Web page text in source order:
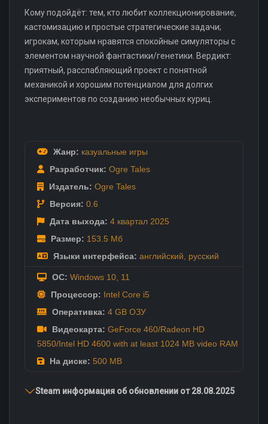
Кому подойдёт: тем, кто любит коллекционирование,
кастомизацию и простые стратегические задачи;
игрокам, которым нравятся спокойные симуляторы с
элементом научной фантастики/генетики. Вердикт:
приятный, расслабляющий проект с понятной
механикой и хорошим потенциалом для долгих
экспериментов по созданию необычных куриц.
Жанр: казуальные игры
Разработчик: Ogre Tales
Издатель: Ogre Tales
Версия: 0.6
Дата выхода: 4 квартал 2025
Размер: 153.5 Мб
Языки интерфейса: английский русский
ОС: Windows 10, 11
Процессор: Intel Core i5
Оперативка: 4 GB ОЗУ
Видеокарта: GeForce 460/Radeon HD
5850/Intel HD 4600 with at least 1024 MB video RAM
На диске: 500 MB
Steam информация об обновлении от 28.08.2025